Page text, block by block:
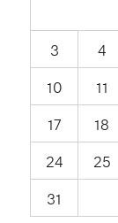
3
4
10
11
17
18
24
25
31